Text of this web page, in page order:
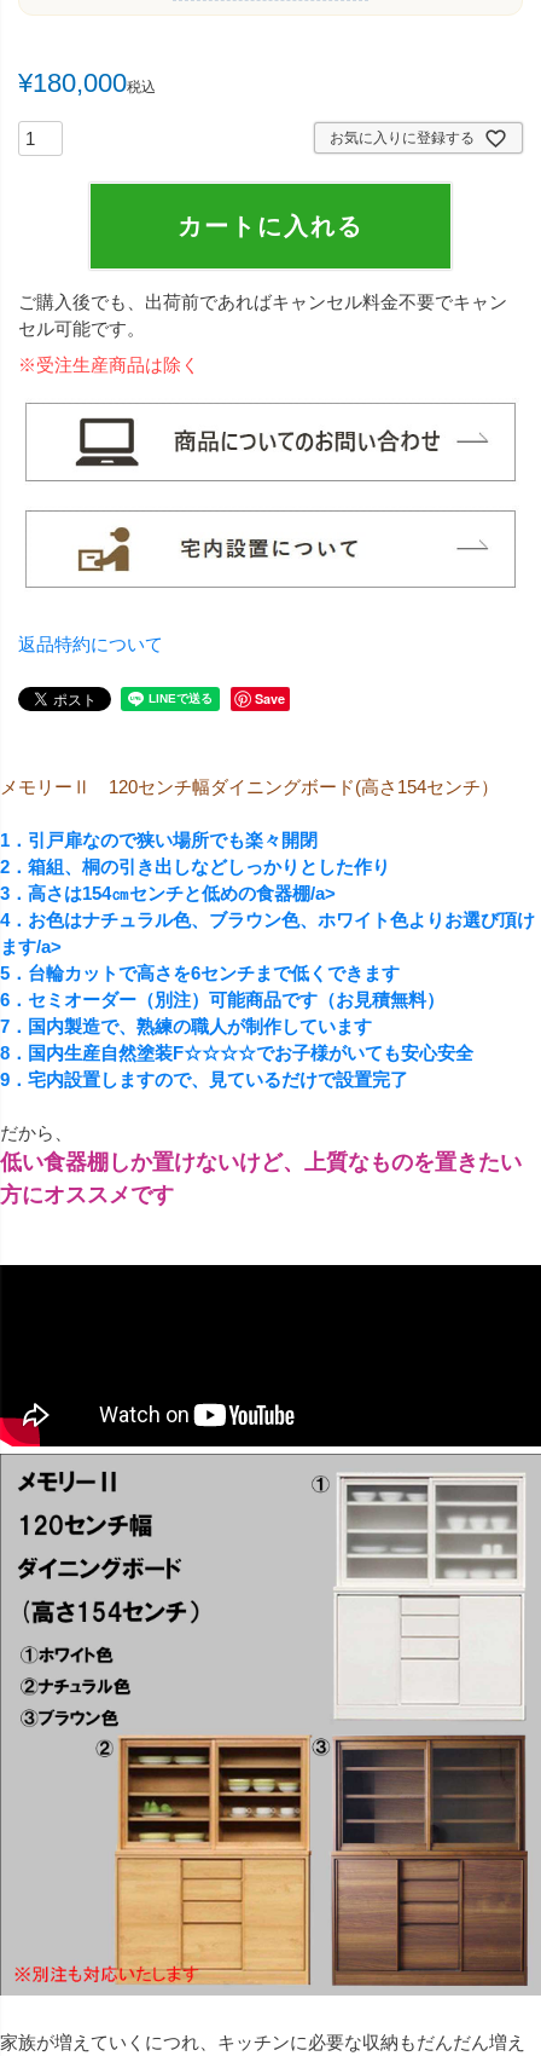
¥180,000税込
お気に入りに登録する
カートに入れる
ご購入後でも、出荷前であればキャンセル料金不要でキャン
セル可能です。
※受注生産商品は除く
返品特約について
Save
メモリーⅡ 120センチ幅ダイニングボード(高さ154センチ）
1．引戸扉なので狭い場所でも楽々開閉
2．箱組、桐の引き出しなどしっかりとした作り
3．高さは154㎝センチと低めの食器棚/a>
4．お色はナチュラル色、ブラウン色、ホワイト色よりお選び頂け
ます/a>
5．台輪カットで高さを6センチまで低くできます
6．セミオーダー（別注）可能商品です（お見積無料）
7．国内製造で、熟練の職人が制作しています
8．国内生産自然塗装F☆☆☆☆でお子様がいても安心安全
9．宅内設置しますので、見ているだけで設置完了
だから、
低い食器棚しか置けないけど、上質なものを置きたい
方にオススメです
家族が増えていくにつれ、キッチンに必要な収納もだんだん増え